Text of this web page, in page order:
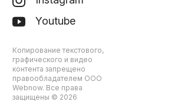
Youtube
Копирование текстового,
графического и видео
контента запрещено
правообладателем ООО
Webnow. Все права
защищены © 2026